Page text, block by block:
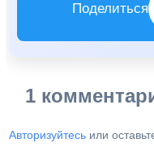
Поделиться
1
Авторизуйтесь или